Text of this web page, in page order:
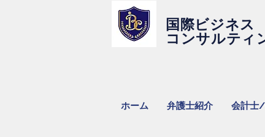
国際ビジネス
コンサルティ
ホーム 弁護士紹介 会計士